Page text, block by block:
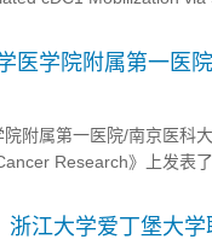
医学院附属第一医
附属第一医院/南京医科
Research》上发表
江大学爱丁堡大